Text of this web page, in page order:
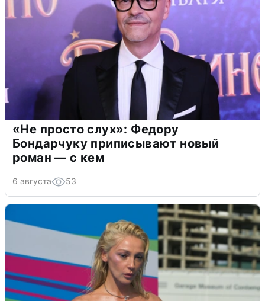
«Не просто слух»: Федору
Бондарчуку приписывают новый
роман — с кем
6 августа 53